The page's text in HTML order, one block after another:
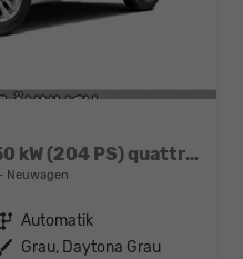
S line (S line) 2.0 TSFI 150 kW (204 PS) quattro 7-Gang tronic
Neuwagen
Getriebe Automatik
Außenfarbe Grau, Daytona Grau